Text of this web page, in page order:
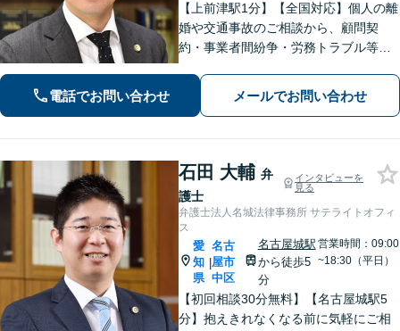
【上前津駅1分】【全国対応】個人の離
婚や交通事故のご相談から、顧問契
約・事業者間紛争・労務トラブル等ま
を中心に東海地方全域からご相談を承
っております。【夜間面談可能】【オ
電話でお問い合わせ メールでお問い合わせ
石田 大輔 弁
護士
インタビューを
見る
弁護士法人名城法律事務所 サテライトオフィ
ス
愛
知
県
|
名古
屋市
中区
名古屋城駅
から徒歩5
分
営業時間：09:00
~18:30（平日）
【初回相談30分無料】【名古屋城駅5
分】抱えきれなくなる前に気軽にご相